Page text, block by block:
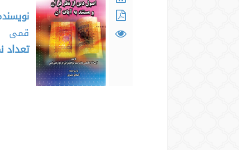
قمی
تعداد